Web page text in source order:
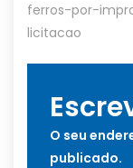
ferros-por-
licitacao
O seu
publicado.